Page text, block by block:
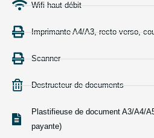
Wifi haut-débit
Imprimante A4/A3, recto-verso,
Scanner
Destructeur de documents
Plastifieuse de document A3/A4/
payante)